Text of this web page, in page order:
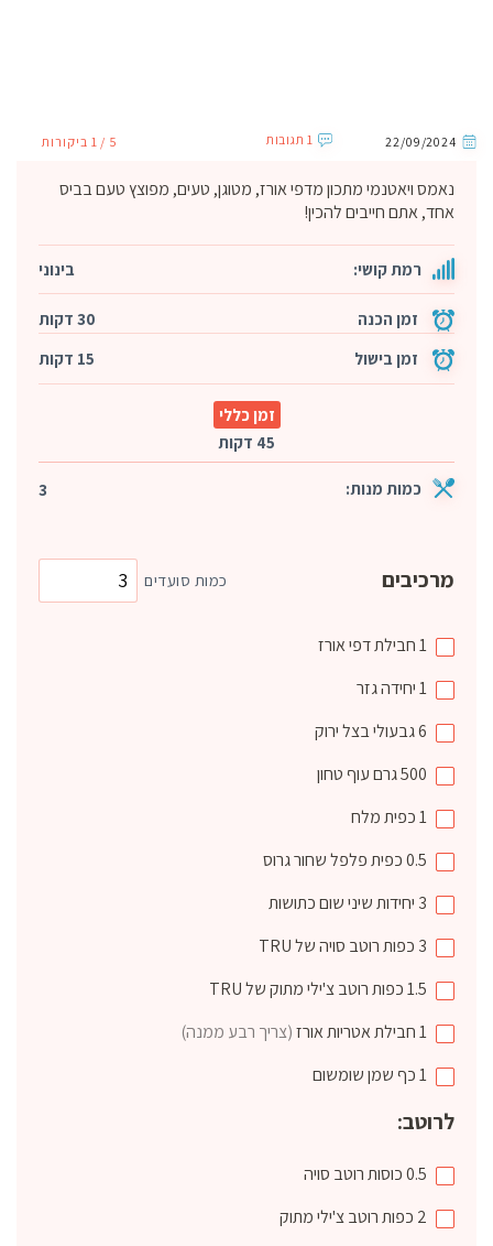
22/09/2024 1 תגובות 5 / 1 ביקורות
נאמס ויאטנמי מתכון מדפי אורז, מטוגן, טעים, מפוצץ טעם בביס
אחד, אתם חייבים להכין!
רמת קושי: בינוני
זמן הכנה
30 דקות
זמן בישול
15 דקות
זמן כללי
45 דקות
כמות מנות: 3
מרכיבים כמות סועדים
1חבילתדפי אורז
1יחידהגזר
6גבעוליבצל ירוק
500גרםעוף טחון
1כפיתמלח
0.5כפיתפלפל שחור גרוס
3 יחידותשיני שום כתושות
3 כפותרוטב סויה של TRU
1.5כפותרוטב צ'ילי מתוק של TRU
1חבילתאטריות אורז(צריך רבע ממנה)
1כףשמן שומשום
לרוטב:
0.5כוסותרוטב סויה
2 כפותרוטב צ'ילי מתוק